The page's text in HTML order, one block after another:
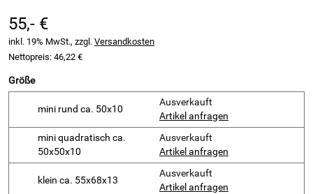
55,- €
inkl. 19% MwSt., zzgl. Versandkosten
Nettopreis: 46,22 €
Größe
mini rund ca. 50x10
Ausverkauft
Artikel anfragen
mini quadratisch ca.
50x50x10
Ausverkauft
Artikel anfragen
klein ca. 55x68x13
Ausverkauft
Artikel anfragen